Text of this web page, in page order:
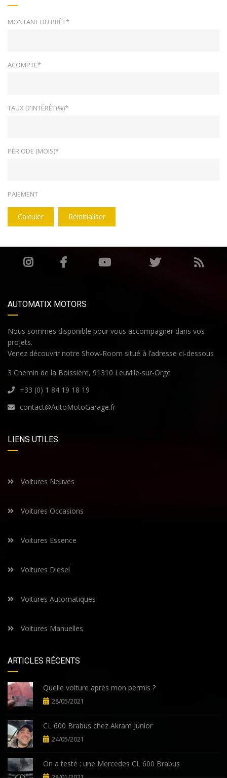
MONTANT DU PRÊT*
ACOMPTE*
TAUX D'INTÉRÊT(%)*
PÉRIODE (MOIS)*
PAIEMENT
Calculer Réinitialiser
AUTOMATIX MOTORS
Nous sommes disponible pour vous accompagner dans vos
projets.
Venez découvrir notre Show-Room situé à l’adresse ci-dessous
3 Chemin de la Boissière, 91310 Leuville-sur-Orge
+33 (0) 1 84 19 18 19
contact@AutoMotoGarage.fr
LIENS UTILES
Voitures Neuves
Voitures Occasions
Voitures Essence
Voitures Diesel
Voitures Automatiques
Voitures Manuelles
ARTICLES RÉCENTS
Quelle voiture après mon permis ?
28/05/2021
CL 600 Brabus chez Akram Junior
24/05/2021
On a testé : une Mercedes CL 600 Brabus